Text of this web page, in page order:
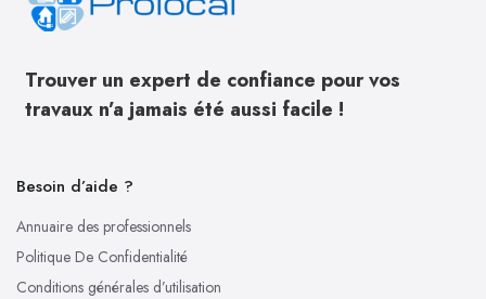
Trouver un expert de confiance pour vos
travaux n’a jamais été aussi facile !
Besoin d’aide ?
Annuaire des professionnels
Politique De Confidentialité
Conditions générales d’utilisation